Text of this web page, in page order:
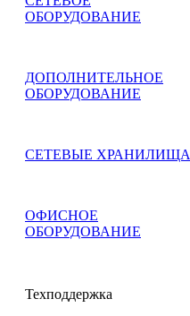
ОБОРУДОВАНИЕ
ДОПОЛНИТЕЛЬНОЕ
ОБОРУДОВАНИЕ
СЕТЕВЫЕ ХРАНИЛИЩА
ОФИСНОЕ
ОБОРУДОВАНИЕ
Техподдержка